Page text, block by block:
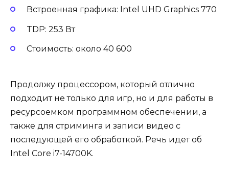
Встроенная графика: Intel UHD Graphics 770
TDP: 253 Вт
Стоимость: около 40 600
Продолжу процессором, который отлично
подходит не только для игр, но и для работы в
ресурсоемком программном обеспечении, а
также для стриминга и записи видео с
последующей его обработкой. Речь идет об
Intel Core i7-14700K.